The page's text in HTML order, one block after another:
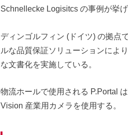
Schnellecke Logisitcs の事例が挙げ
ディンゴルフィン (ドイツ) の拠点
ルな品質保証ソリューションによ
な文書化を実施している。
物流ホールで使用される P.Portal
Vision 産業用カメラを使用する。